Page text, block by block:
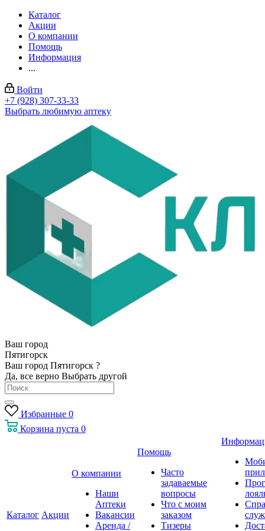
Каталог
Акции
О компании
Помощь
Информация
...
Войти
+7 (928) 307-33-33
Выбрать любимую аптеку
Ваш город
Пятигорск
Ваш город Пятигорск ?
Да, все верно Выбрать другой
Избранные 0
Корзина пуста 0
Каталог Акции
О компании
Наши
Аптеки
Вакансии
Аренда /
Помощь
Часто
задаваемые
вопросы
Что с моим
заказом
Тизеры